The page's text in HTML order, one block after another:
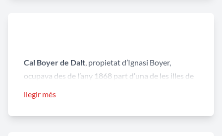
Cal Boyer de Dalt, propietat d’Ignasi Boyer,
ocupava des de l’any 1868 part d’una de les illes de
1891, segurament corresponent a una reforma.
llegir més